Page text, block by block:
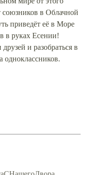
союзников в Облачной
приведёт её в Море
в руках Есении!
и разобраться в
одноклассников.